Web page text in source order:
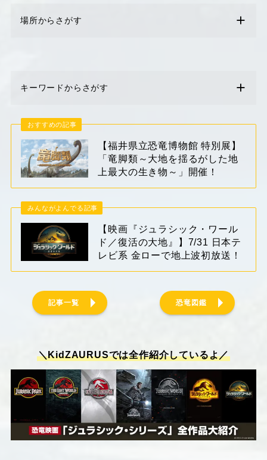
場所からさがす
キーワードからさがす
おすすめの記事
【福井県立恐竜博物館 特別展】
「竜脚類～大地を揺るがした地
上最大の生き物～」開催！
みんながよんでる記事
【映画『ジュラシック・ワール
ド／復活の大地』】7/31 日本テ
レビ系 金ローで地上波初放送！
記事一覧 恐竜図鑑
＼KidZAURUSでは全作紹介しているよ／